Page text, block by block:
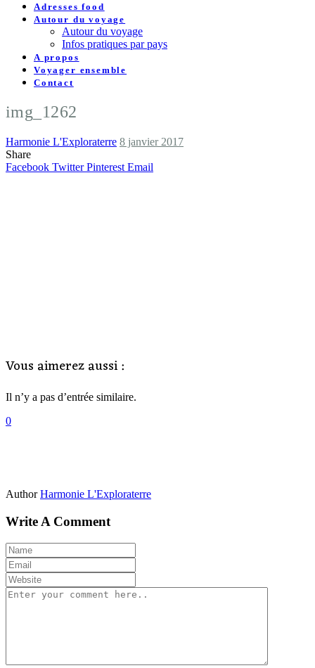
Adresses food
Autour du voyage
Autour du voyage
Infos pratiques par pays
A propos
Voyager ensemble
Contact
img_1262
Harmonie L'Exploraterre 8 janvier 2017
Share
Facebook Twitter Pinterest Email
Vous aimerez aussi :
Il n’y a pas d’entrée similaire.
0
Author Harmonie L'Exploraterre
Write A Comment